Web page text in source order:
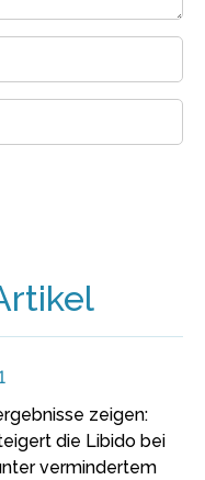
zeigen:
die Libido bei
vermindertem